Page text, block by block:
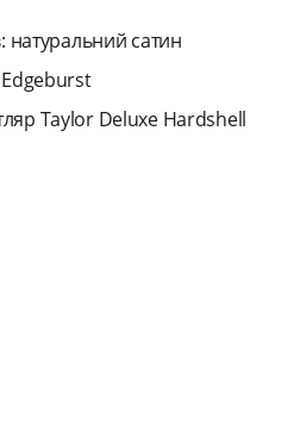
натуральний сатин
Edgeburst
Taylor Deluxe Hardshell